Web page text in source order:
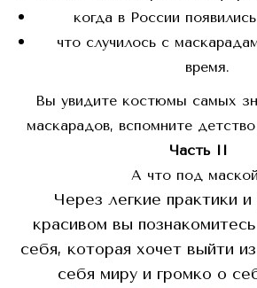
когда в России
что случилось с
время.
Вы увидите костюмы самых
маскарадов, вспомните
Часть II
А что под
Через легкие практики и
красивом вы
себя, которая хочет выйти
себя миру и громко о